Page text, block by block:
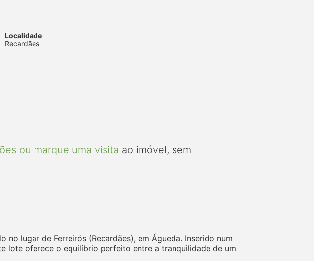
Localidade
Recardães
ou marque uma visita ao imóvel, sem
lugar de Ferreirós (Recardães), em Águeda. Inserido num
lote oferece o equilíbrio perfeito entre a tranquilidade de um